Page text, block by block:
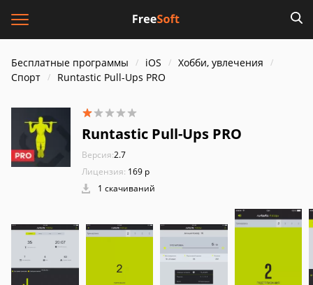
Бесплатные программы iOS
Хобби, увлечения
Спорт
Runtastic Pull-Ups PRO
Runtastic Pull-Ups PRO
Версия:2.7
Лицензия: 169 р
1 скачиваний